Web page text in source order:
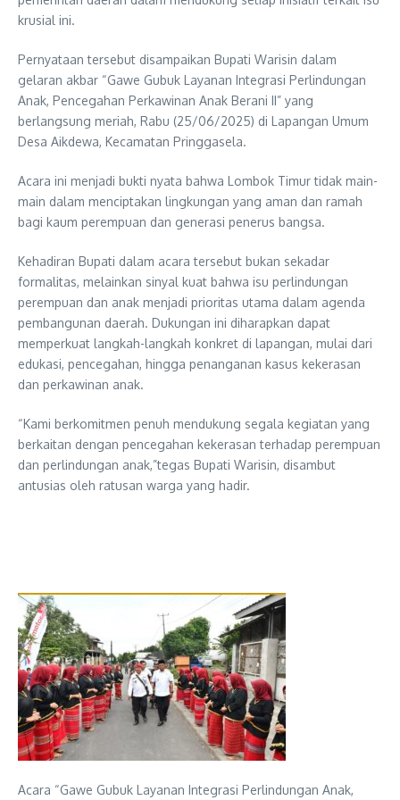
krusial ini.
Pernyataan tersebut disampaikan Bupati Warisin dalam
gelaran akbar “Gawe Gubuk Layanan Integrasi Perlindungan
Anak, Pencegahan Perkawinan Anak Berani II” yang
berlangsung meriah, Rabu (25/06/2025) di Lapangan Umum
Desa Aikdewa, Kecamatan Pringgasela.
Acara ini menjadi bukti nyata bahwa Lombok Timur tidak main-
main dalam menciptakan lingkungan yang aman dan ramah
bagi kaum perempuan dan generasi penerus bangsa.
Kehadiran Bupati dalam acara tersebut bukan sekadar
formalitas, melainkan sinyal kuat bahwa isu perlindungan
perempuan dan anak menjadi prioritas utama dalam agenda
pembangunan daerah. Dukungan ini diharapkan dapat
memperkuat langkah-langkah konkret di lapangan, mulai dari
edukasi, pencegahan, hingga penanganan kasus kekerasan
dan perkawinan anak.
“Kami berkomitmen penuh mendukung segala kegiatan yang
berkaitan dengan pencegahan kekerasan terhadap perempuan
dan perlindungan anak,”tegas Bupati Warisin, disambut
antusias oleh ratusan warga yang hadir.
Acara “Gawe Gubuk Layanan Integrasi Perlindungan Anak,